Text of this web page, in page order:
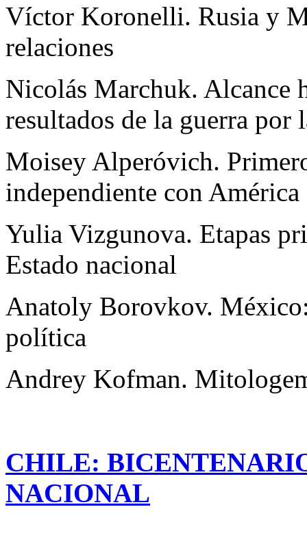
Víctor Koronelli. Rusia y
relaciones
Nicolás Marchuk. Alcance
resultados de la guerra por
Moisey Alperóvich.
independiente con
Yulia Vizgunova. Etapas
Estado nacional
Anatoly Borovkov.
política
Andrey Kofman.
CHILE:
NACIONAL